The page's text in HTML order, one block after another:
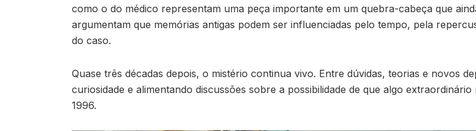
como o do médico representam uma peça importante em um quebra-cabeça que
argumentam que memórias antigas podem ser influenciadas pelo tempo, pela
do caso.
Quase três décadas depois, o mistério continua vivo. Entre dúvidas, teorias e novos
curiosidade e alimentando discussões sobre a possibilidade de que algo
1996.